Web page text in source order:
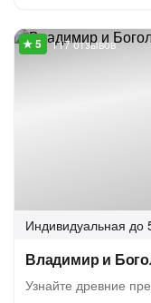
117 отзывов
Индивидуальная до
Владимир и
Узнайте древние